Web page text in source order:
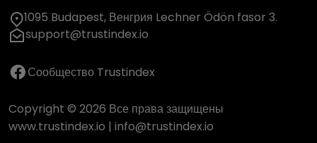
1095 Budapest, Венгрия Lechner Ödön fasor 3.
support@trustindex.io
Сообщество Trustindex
Copyright © 2026 Все права защищены
www.trustindex.io | info@trustindex.io